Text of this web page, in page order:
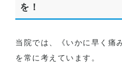
を！
当院では、《いかに早く痛
を常に考えています。